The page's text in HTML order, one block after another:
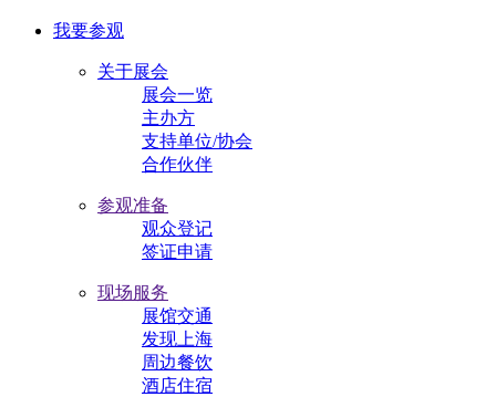
我要参观
关于展会
展会一览
主办方
支持单位/协会
合作伙伴
参观准备
观众登记
签证申请
现场服务
展馆交通
发现上海
周边餐饮
酒店住宿